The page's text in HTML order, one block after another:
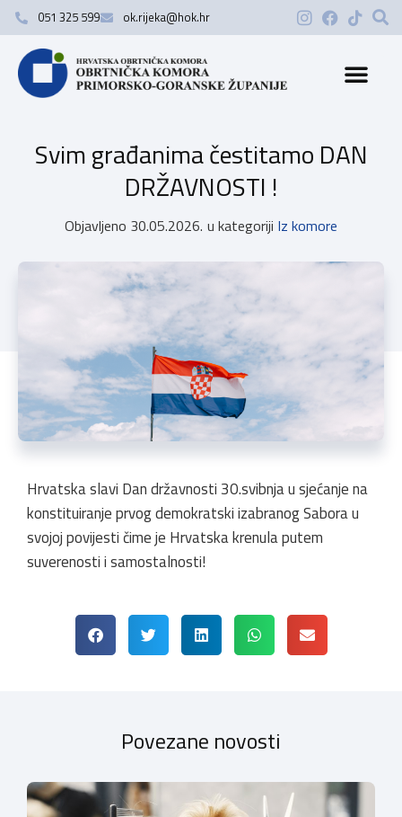
051 325 599 ok.rijeka@hok.hr
Svim građanima čestitamo DAN
DRŽAVNOSTI !
Objavljeno 30.05.2026. u kategoriji Iz komore
Hrvatska slavi Dan državnosti 30.svibnja u sjećanje na
konstituiranje prvog demokratski izabranog Sabora u
svojoj povijesti čime je Hrvatska krenula putem
suverenosti i samostalnosti!
Povezane novosti